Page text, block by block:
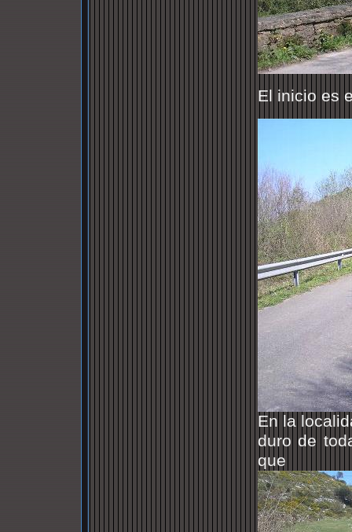
El inicio es
En la
duro de
que